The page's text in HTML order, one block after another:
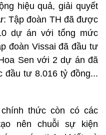
hiệu quả, giải quyết
Tập đoàn TH đã được
dự án với tổng mức
đoàn Vissai đã đầu tư
Sen với 2 dự án đã
đầu tư 8.016 tỷ đồng...
thức còn có các
nên chuỗi sự kiện